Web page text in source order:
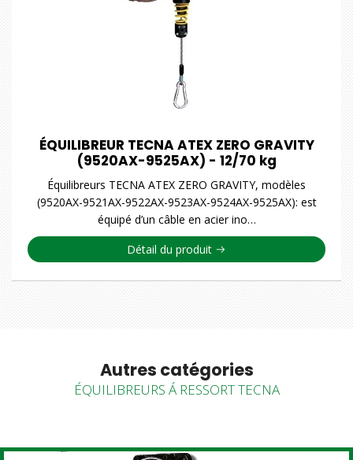
ÉQUILIBREUR TECNA ATEX ZERO GRAVITY
(9520AX-9525AX) - 12/70 kg
Équilibreurs TECNA ATEX ZERO GRAVITY, modèles
(9520AX-9521AX-9522AX-9523AX-9524AX-9525AX): est
équipé d’un câble en acier ino…
Détail du produit
Autres catégories
ÉQUILIBREURS Á RESSORT TECNA